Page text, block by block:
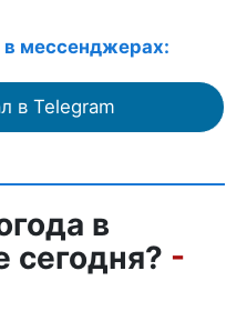
в мессенджерах:
в Telegram
в
-